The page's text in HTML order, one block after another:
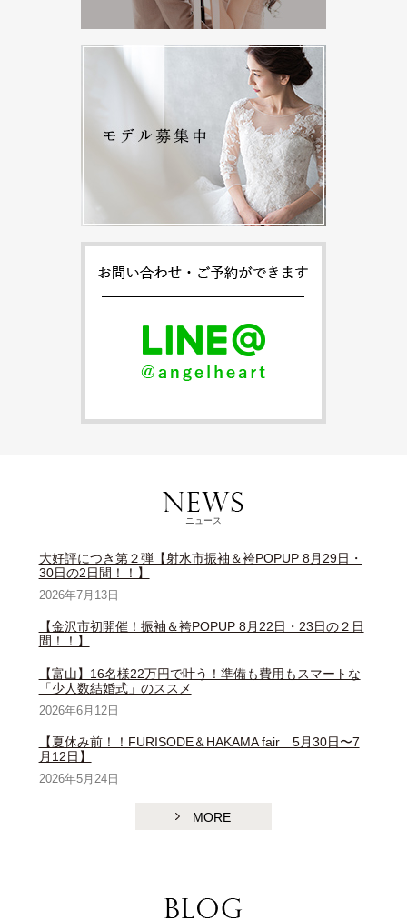
ニュース
大好評につき第２弾【射水市振袖＆袴POPUP 8月29日・
30日の2日間！！】
2026年7月13日
【金沢市初開催！振袖＆袴POPUP 8月22日・23日の２日
間！！】
【富山】16名様22万円で叶う！準備も費用もスマートな
「少人数結婚式」のススメ
2026年6月12日
【夏休み前！！FURISODE＆HAKAMA fair 5月30日〜7
月12日】
2026年5月24日
MORE